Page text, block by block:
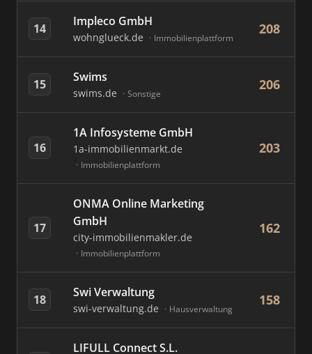
14 Impleco GmbH
wohnglueck.de Immobilienplattform
208
15 Swims
swims.de Sonstige
206
16
1A Infosysteme GmbH
1a-immobilienmarkt.de
Immobilienplattform
203
17
ONMA Online Marketing
GmbH
city-immobilienmakler.de
Immobilienplattform
162
18 Swi Verwaltung
swi-verwaltung.de Hausverwaltung
158
LIFULL Connect S.L.